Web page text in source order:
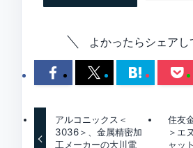
よかったらシェアし
アルコニックス＜
3036＞、金属精密加
工メーカーの大川電
住友
＞エ
ャッ